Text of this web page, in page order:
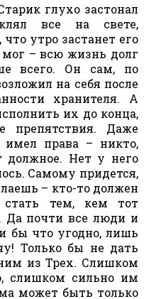
глухо застонал
все на свете,
утро застанет его
– всю жизнь долг
всего. Он сам, по
на себя после
хранителя. А
их до конца,
препятствия. Даже
права – никто,
должное. Нет у него
Самому придется,
– кто-то должен
тем, кем тот
Да почти все люди и
бы что угодно, лишь
Только бы не дать
из Трех. Слишком
слишком сильно им
может быть только